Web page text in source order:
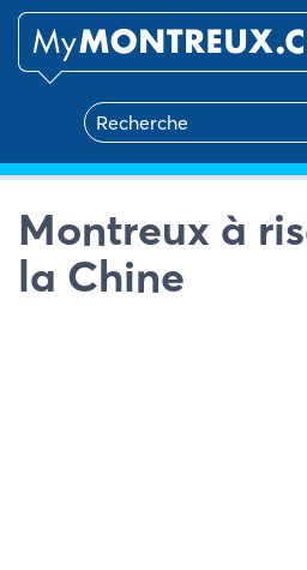
Montreux à
la Chine